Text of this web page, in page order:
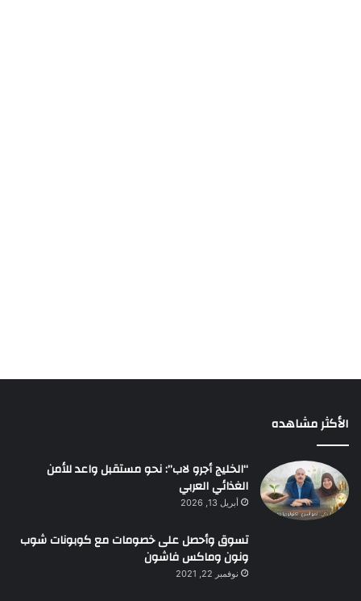
الأكثر مشاهده
“الخليج أجرو لاب”: نحو مستقبل واعد للأمن
الغذائي العربي
أبريل 13, 2026
تسوق وأحصل على خصومات مع كوبونات شوب
ونون وماكس فاشون
نوفمبر 22, 2021